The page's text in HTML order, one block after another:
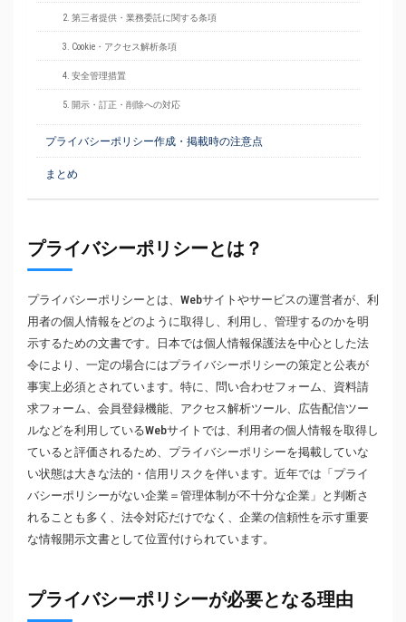
2. 第三者提供・業務委託に関する条項
3. Cookie・アクセス解析条項
4. 安全管理措置
5. 開示・訂正・削除への対応
プライバシーポリシー作成・掲載時の注意点
まとめ
プライバシーポリシーとは？
プライバシーポリシーとは、Webサイトやサービスの運営者が、利
用者の個人情報をどのように取得し、利用し、管理するのかを明
示するための文書です。日本では個人情報保護法を中心とした法
令により、一定の場合にはプライバシーポリシーの策定と公表が
事実上必須とされています。特に、問い合わせフォーム、資料請
求フォーム、会員登録機能、アクセス解析ツール、広告配信ツー
ルなどを利用しているWebサイトでは、利用者の個人情報を取得し
ていると評価されるため、プライバシーポリシーを掲載していな
い状態は大きな法的・信用リスクを伴います。近年では「プライ
バシーポリシーがない企業＝管理体制が不十分な企業」と判断さ
れることも多く、法令対応だけでなく、企業の信頼性を示す重要
な情報開示文書として位置付けられています。
プライバシーポリシーが必要となる理由